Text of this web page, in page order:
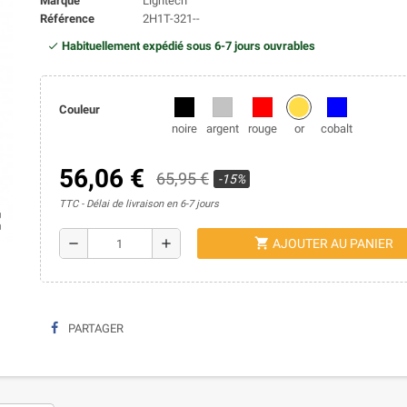
Référence
2H1T-321--
Habituellement expédié sous 6-7 jours ouvrables
Couleur
noire
argent rouge or cobalt
56,06 € 65,95 € -15%
TTC Délai de livraison en 6-7 jours
remove add shopping_cart AJOUTER AU PANIER
PARTAGER